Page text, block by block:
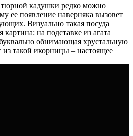
кадушки редко можно
ее появление наверняка вызовет
Визуально такая посуда
картина: на подставке из агата
обнимающая хрустальную
из такой икорницы – настоящее